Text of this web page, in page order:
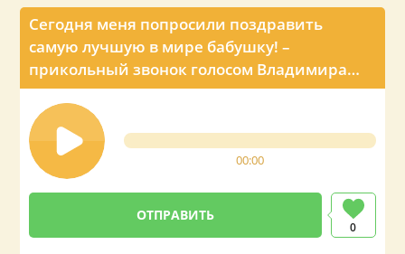
Сегодня меня попросили поздравить
самую лучшую в мире бабушку! –
прикольный звонок голосом Владимира
Путина
00:00
0